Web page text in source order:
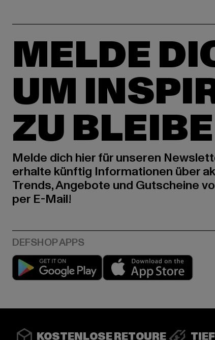
MELDE
UM
ZU
Melde dich hier für unseren
erhalte künftig Informationen über
Trends, Angebote und Gutscheine
per E-Mail!
Play market
KOSTENLOSE RETOURE